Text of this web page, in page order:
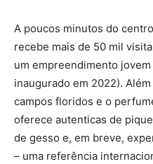
A poucos minutos do
recebe mais de 50 mil
um empreendimento
inaugurado em 2022).
campos floridos e o
oferece autenticas de
de gesso e, em breve,
– uma referência